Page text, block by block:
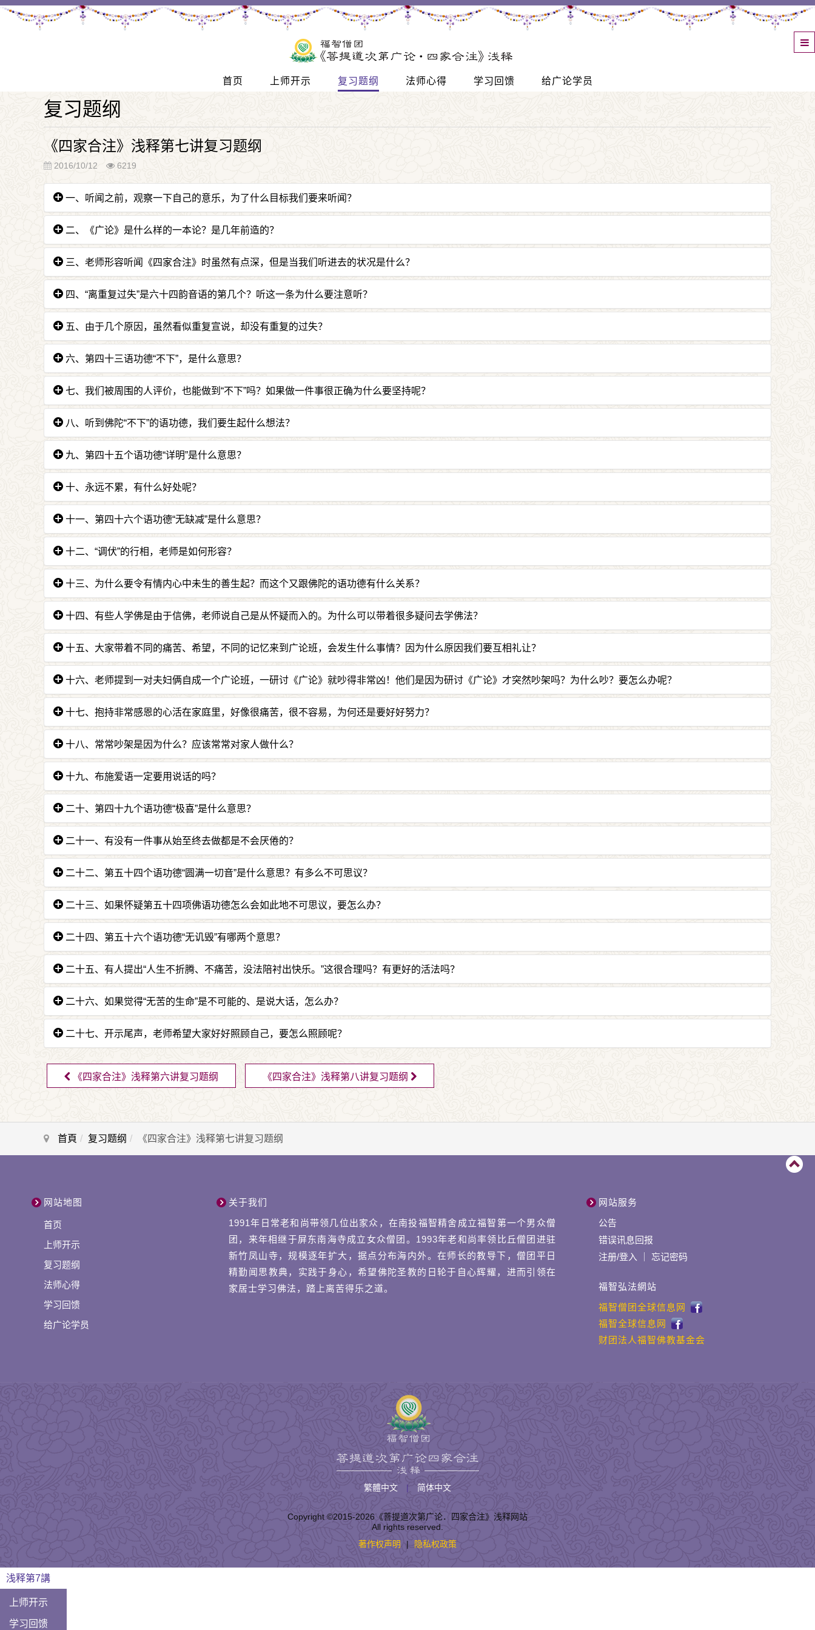
首页 上师开示 复习题纲 法师心得 学习回馈 给广论学员
复习题纲
《四家合注》浅释第七讲复习题纲
2016/10/12 6219
一、听闻之前，观察一下自己的意乐，为了什么目标我们要来听闻？
答：为了了解什么是成佛的因来听闻。世上有一种究竟离苦得乐的果位就是佛果，为了这个目标我们来听闻佛法，此即大乘发心。
二、《广论》是什么样的一本论？是几年前造的？
答：《广论》是把三藏十二部的宗旨内涵在短短一本当中，诠释得非常严谨、通俗、深刻，几百年来很多成就者都依着《广论》的道次第来修行，取得内心
正法的成就。
《广论》是宗喀巴大师在六百多年前造的。
三、老师形容听闻《四家合注》时虽然有点深，但是当我们听进去的状况是什么？
答：听进去后内心安宁愉悦，有时也会很激动，所以会有一种推动力一直想让你去了解。
四、“离重复过失”是六十四韵音语的第几个？听这一条为什么要注意听？
答：是第三十一个语功德。注意听才不会诵《般若经》时心里老在那折腾来折腾去，造跟恭敬经典相违的业。
五、由于几个原因，虽然看似重复宣说，却没有重复的过失？
答：原因有九：
一、字虽然相近，意义却不尽相同；
二、令散乱者也能听到法义，有利他目的而重复，不是重复的过失；
三、令听者区分差别；
四、令钝根者再再证得便能不忘；
五、令听者证得一句话有众多内涵；
六、令听者了解经中用这些文字的内涵；
八、表达自己具足无碍解；
九、令听者种下获得无碍解的种子。
六、第四十三语功德“不下”，是什么意思？
答：如来说法，纵使别人毁谤，说他讲得不好、不善巧，佛陀不会因此认为自己下劣而退怯，而不敢说正法。
七、我们被周围的人评价，也能做到“不下”吗？如果做一件事很正确为什么要坚持呢？
答：做一件事可能很正确，但是严重的境风会把承担心吹凉，“何苦呢？讲了之后别人还不高兴！”而再度选择进还是退。事实上，如果事情是善的，对自己和
他人都有利的，应该要坚持。有时看起来现在对自己不好，但将来对自己好，佛说这种事一定要做。
八、听到佛陀“不下”的语功德，我们要生起什么想法？
答：要想佛陀勇悍行善、不为所动的语功德，不是无因生，是曾为凡夫，勤苦修行，成了一切遍智。我未来透过勤苦地修行也可以像佛陀一样。所以要珍惜
拥有人身的光阴，为了那一天好好地修行。
九、第四十五个语功德“详明”是什么意思？
答：如来何时都不疲累，所以不会忘记某些法而无法宣说，也不会原本要说，却因为疲劳而不宣说。
十、永远不累，有什么好处呢？
答：不会因解释很多遍，对方仍不明白而感到厌烦、而跟人吵架，可以把事情解释清楚。可以坚持很多事情、坚持对一个人好，想做的事情都能如自己愿望
一般去达成。
十一、第四十六个语功德“无缺减”是什么意思？
答：“无缺减”解释为“不会错过调伏有情的任何刹那。一切时候都会利益一切有情，善根未生者令生，已生者令增长，增长者令解脱，故名无缺减。”
十二、“调伏”的行相，老师是如何形容？
答：我们的心好比一匹狂野的马，不管前面是悬崖还是树林都会冲过去，“调伏有情”的意思是指令恶心止住，没有生的善能够增长。
十三、为什么要令有情内心中未生的善生起？而这个又跟佛陀的语功德有什么关系？
答：因为身口意的善会感得现世和后世的快乐，这个有情会越来越快乐，所以佛陀才希望有情的身、口、意都生起善法。佛是为了这个目标努力，为了饶益
我们所以具足这样的语功德。
十四、有些人学佛是由于信佛，老师说自己是从怀疑而入的。为什么可以带着很多疑问去学佛法？
答：因为佛教的教理最不怕提问，最不怕辨析，越辨析越清楚，就像孔雀羽毛一样，靠近着仔细分析更美妙。
十五、大家带着不同的痛苦、希望，不同的记忆来到广论班，会发生什么事情？因为什么原因我们要互相礼让？
答：会互相有点摩擦。因为人活在世上真的很多压力和痛苦，要互相体让。
十六、老师提到一对夫妇俩自成一个广论班，一研讨《广论》就吵得非常凶！他们是因为研讨《广论》才突然吵架吗？为什么吵？要怎么办呢？
答：老师的判断是他们平常就吵。到研讨《广论》时大家都非常执着自己的看法，没研讨前早已有火气，借着讨论某个法义把互相的火气发泄出去，是一种
积累的爆发。就是因为一直想他的不好，看到这个人就冒火了。
解决方法是坐在研讨《广论》的桌前，感恩对方，然后发誓要善待唯一的同学
表达不愉快。
十七、抱持非常感恩的心活在家庭里，好像很痛苦，很不容易，为何还是要好好努力？
答：因为有价值，很多人听了师父的“观功念恩”，坚持实践，用它改变了家庭。实际上会改变的，从吵架到不吵架，到最后互相感恩。
十八、常常吵架是因为什么？应该常常对家人做什么？
答：常常吵架一定是因为自我膨胀，觉得自己做得很多很多。应该要常常对家人表达感恩心、惭愧心，观功念恩、说调柔语。
十九、布施爱语一定要用说话的吗？
答：还可以用微笑、用感恩、柔和的眼神看别人，任何人的心都会温暖。
二十、第四十九个语功德“极喜”是什么意思？
答：无论说多少法都不会心感厌烦、身体疲惫。
二十一、有没有一件事从始至终去做都是不会厌倦的？
答：佛陀说法永远都不会厌烦！心不厌烦、身体不疲惫，仅仅这一个功德就令我们想成佛！还有我们学佛法，一直学一直学都很快乐，但是身体会疲惫，所
以要希求佛陀的功德。
二十二、第五十四个语功德“圆满一切音”是什么意思？有多么不可思议？
答：意思是“如来出一音声、体性虽为一音，但天、龙、人、畜牲、饿鬼都能理解为各自的音声。”我们即使是同一语言，如果不同背景、不同文化，一句话很
多人的理解都不一样。但是佛语不会受限，不知道多少个世界都能按照他们所想的去理解，十分地不可思议！
二十三、如果怀疑第五十四项佛语功德怎么会如此地不可思议，要怎么办？
答：想要去了解佛陀功德的时候，可以从《广论》入手、《广论》有三藏十二部的要义。
二十四、第五十六个语功德“无讥毁”有哪两个意思？
答：一、“佛立宗后，永不改变！所以其他人不能讥毁佛陀失去自宗”；
二、“佛陀立宗『修习此法能获得此果』，所化机如果能够依教奉行，必定能获得佛陀所说的果位。”无论是哪一种，所说全是不欺诳，所以没有讥毁的可
能，故名无讥毁。
二十五、有人提出“人生不折腾、不痛苦，没法陪衬出快乐。”这很合理吗？有更好的活法吗？
答：明天比今天快乐，用更快乐陪衬快乐，应该更好！
二十六、如果觉得“无苦的生命”是不可能的、是说大话，怎么办？
答：不妨试一试。二千五百年前的佛陀，提出了这条路，他舍弃王位，一定有比王位更好的吸引着他。有这种可能性，为什么不试试？
二十七、开示尾声，老师希望大家好好照顾自己，要怎么照顾呢？
答：照顾自己的方便就是观察身语意业，不要造恶业、要多造善业，用人身宝贵的光阴，温暖家人、邻居、工作同事，乃至整个世界！就像佛陀用他的光明
点亮我们的心灯，我们也要为这个世界增添更多光亮温暖。
《四家合注》浅释第六讲复习题纲 《四家合注》浅释第八讲复习题纲
首頁 复习题纲 《四家合注》浅释第七讲复习题纲
网站地图
首页
上师开示
复习题纲
法师心得
学习回馈
给广论学员
关于我们
1991年日常老和尚带领几位出家众，在南投福智精舍成立福智第一个男众僧
团，来年相继于屏东南海寺成立女众僧团。1993年老和尚率领比丘僧团进驻
新竹凤山寺，规模逐年扩大，据点分布海内外。在师长的教导下，僧团平日
精勤闻思教典，实践于身心，希望佛陀圣教的日轮于自心辉耀，进而引领在
家居士学习佛法，踏上离苦得乐之道。
网站服务
公告
错误讯息回报
注册/登入 忘记密码
福智弘法網站
福智僧团全球信息网
福智全球信息网
财团法人福智佛教基金会
繁體中文 | 简体中文
Copyright ©2015-2026 《菩提道次第广论．四家合注》浅释网站
All rights reserved.
著作权声明
| 隐私权政策
浅释第7講
上师开示
学习回馈